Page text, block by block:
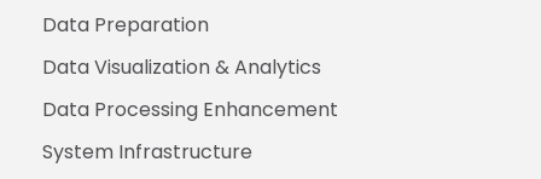
Data Preparation
Data Visualization & Analytics
Data Processing Enhancement
System Infrastructure